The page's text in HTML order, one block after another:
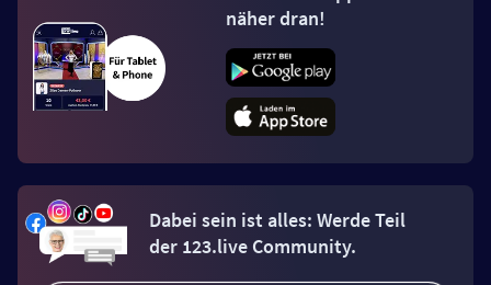
näher dran!
Dabei sein ist alles: Werde Teil
der 123.live Community.